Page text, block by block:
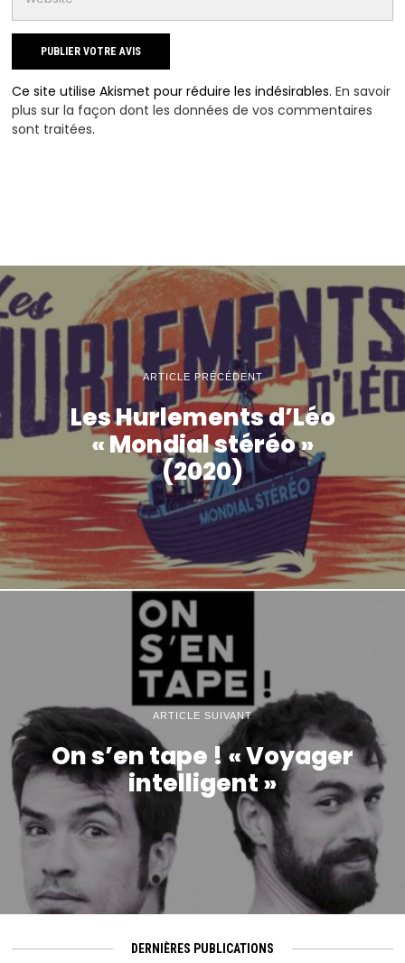
Ce site utilise Akismet pour réduire les indésirables.En savoir
plus sur la façon dont les données de vos commentaires
sont traitées.
ARTICLE PRÉCÉDENT
Les Hurlements d’Léo
« Mondial stéréo »
(2020)
ARTICLE SUIVANT
On s’en tape ! « Voyager
intelligent »
DERNIÈRES PUBLICATIONS